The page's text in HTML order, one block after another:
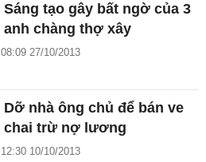
Sáng tạo gây bất ngờ của 3
anh chàng thợ xây
08:09 27/10/2013
Dỡ nhà ông chủ để bán ve
chai trừ nợ lương
12:30 10/10/2013